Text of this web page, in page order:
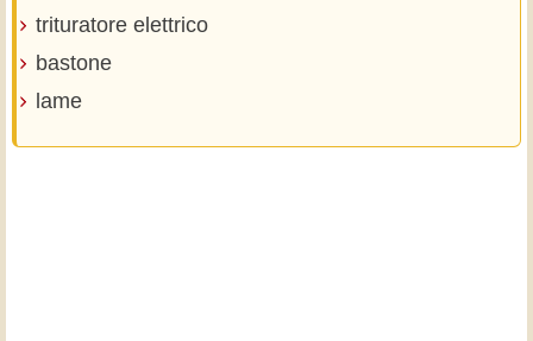
trituratore elettrico
bastone
lame